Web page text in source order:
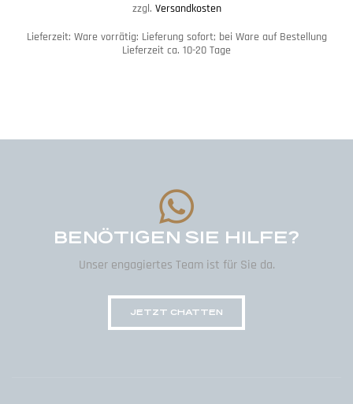
zzgl. Versandkosten
Lieferzeit: Ware vorrätig: Lieferung sofort; bei Ware auf Bestellung
Lieferzeit ca. 10-20 Tage
BENÖTIGEN SIE HILFE?
Unser engagiertes Team ist für Sie da.
JETZT CHATTEN